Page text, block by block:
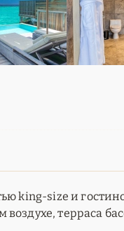
king-size и
терраса